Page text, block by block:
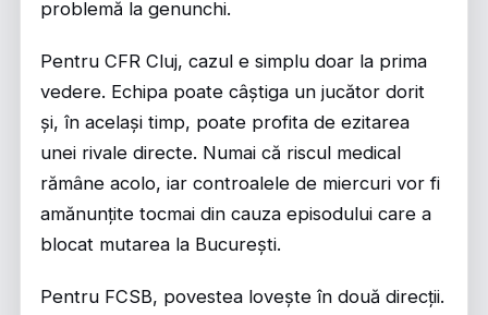
problemă la genunchi.
Pentru CFR Cluj, cazul e simplu doar la prima
vedere. Echipa poate câștiga un jucător dorit
și, în același timp, poate profita de ezitarea
unei rivale directe. Numai că riscul medical
rămâne acolo, iar controalele de miercuri vor fi
amănunțite tocmai din cauza episodului care a
blocat mutarea la București.
Pentru FCSB, povestea lovește în două direcții.